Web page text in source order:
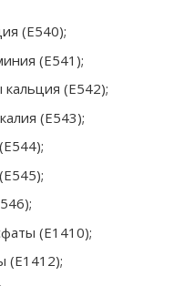
(E540);
(E541);
(E542);
(E543);
(E1410);
(E1412);